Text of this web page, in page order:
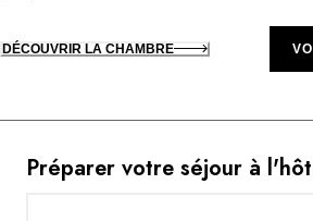
Préparer votre séjour à
DÉCOUVRIR LA CHAMBRE